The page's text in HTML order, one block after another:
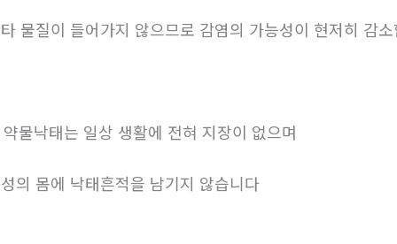
물질이 들어가지 않으므로 감염의 가능성이 현저히 감
물낙태는 일상 생활에 전혀 지장이 없으며
의 몸에 낙태흔적을 남기지 않습니다